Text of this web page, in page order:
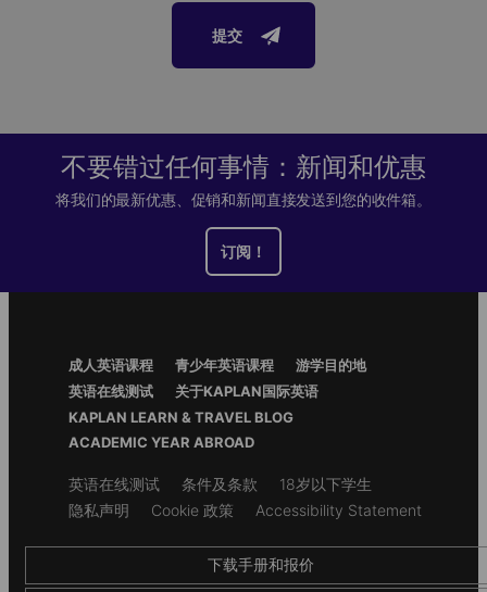
提交
不要错过任何事情：新闻和优惠
将我们的最新优惠、促销和新闻直接发送到您的收件箱。
订阅！
Footer
Menu
成人英语课程 青少年英语课程
游学目的地
英语在线测试
关于KAPLAN国际英语
KAPLAN LEARN & TRAVEL BLOG
ACADEMIC YEAR ABROAD
Secondary
footer
英语在线测试 条件及条款
18岁以下学生
隐私声明
Cookie 政策 Accessibility Statement
下载手册和报价